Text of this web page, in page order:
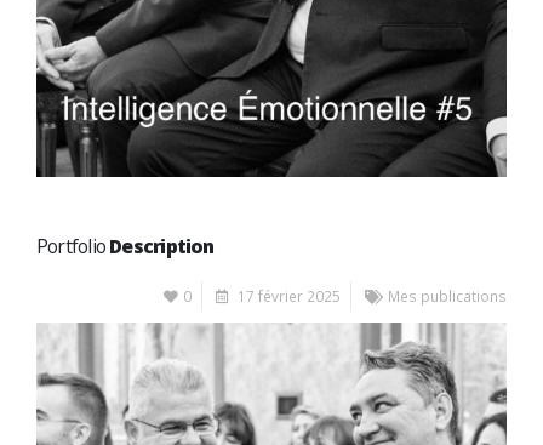
PortfolioDescription
0 17 février 2025 Mes publications